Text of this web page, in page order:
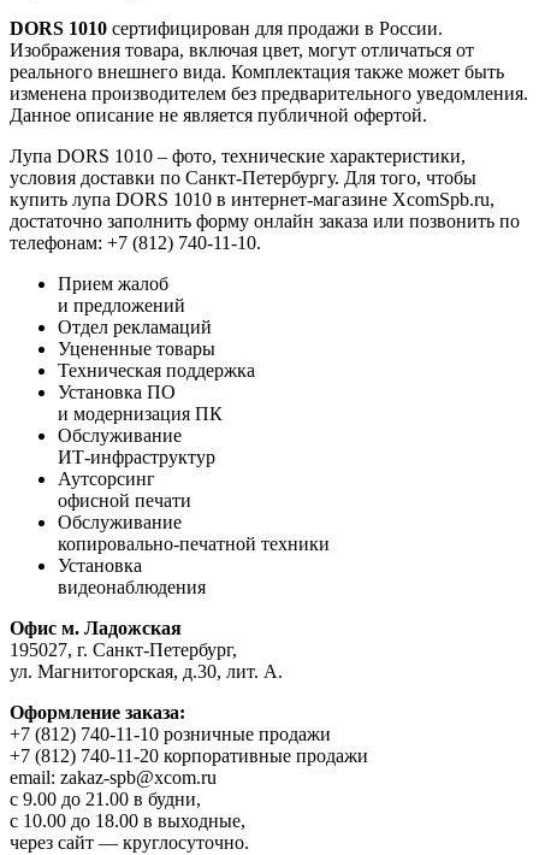
DORS 1010 сертифицирован для продажи в России.
Изображения товара, включая цвет, могут отличаться от
реального внешнего вида. Комплектация также может быть
изменена производителем без предварительного уведомления.
Данное описание не является публичной офертой.
Лупа DORS 1010 – фото, технические характеристики,
условия доставки по Санкт-Петербургу. Для того, чтобы
купить лупа DORS 1010 в интернет-магазине XcomSpb.ru,
достаточно заполнить форму онлайн заказа или позвонить по
телефонам: +7 (812) 740-11-10.
Прием жалоб
и предложений
Отдел рекламаций
Уцененные товары
Техническая поддержка
Установка ПО
и модернизация ПК
Обслуживание
ИТ‑инфраструктур
Аутсорсинг
офисной печати
Обслуживание
копировально‑печатной техники
Установка
видеонаблюдения
Офис м. Ладожская
195027, г. Санкт-Петербург,
ул. Магнитогорская, д.30, лит. А.
Оформление заказа:
+7 (812) 740-11-10 розничные продажи
+7 (812) 740-11-20 корпоративные продажи
email: zakaz-spb@xcom.ru
с 9.00 до 21.00 в будни,
с 10.00 до 18.00 в выходные,
через сайт — круглосуточно.